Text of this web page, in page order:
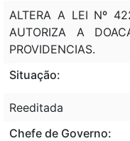
ALTERA A LEI Nº
AUTORIZA A
PROVIDENCIAS.
Situação:
Reeditada
Chefe de Governo: